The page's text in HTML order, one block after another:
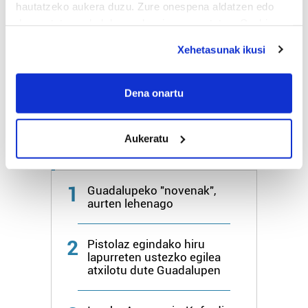
hautatzeko aukera duzu. Zure onespena aldatzen edo
If you allow, we would also like to:
Collect information about your geographical
meters
Identify your device by actively scanning it for
specific characteristics (fingerprinting)
and set your preferences in thedetails section
Guk eta gure bazkideek zure datu pertsonalak
prozesatzen ditugu, zure IP zenbakia, besteak beste,
teknologia erabiliz, cookieak adibidez, iragarki eta eduki
pertsonalizatuak eskaintzeko, iragarkiak eta edukia
neurtzeko, jendeari buruzko informazioa biltzeko eta
Xehetasunak ikusi
Dena onartu
Aukeratu
20º
Hondarribia
Azken 7 egunetako irakurrienak
1
Guadalupeko "novenak",
aurten lehenago
2
Pistolaz egindako hiru
lapurreten ustezko egilea
atxilotu dute Guadalupen